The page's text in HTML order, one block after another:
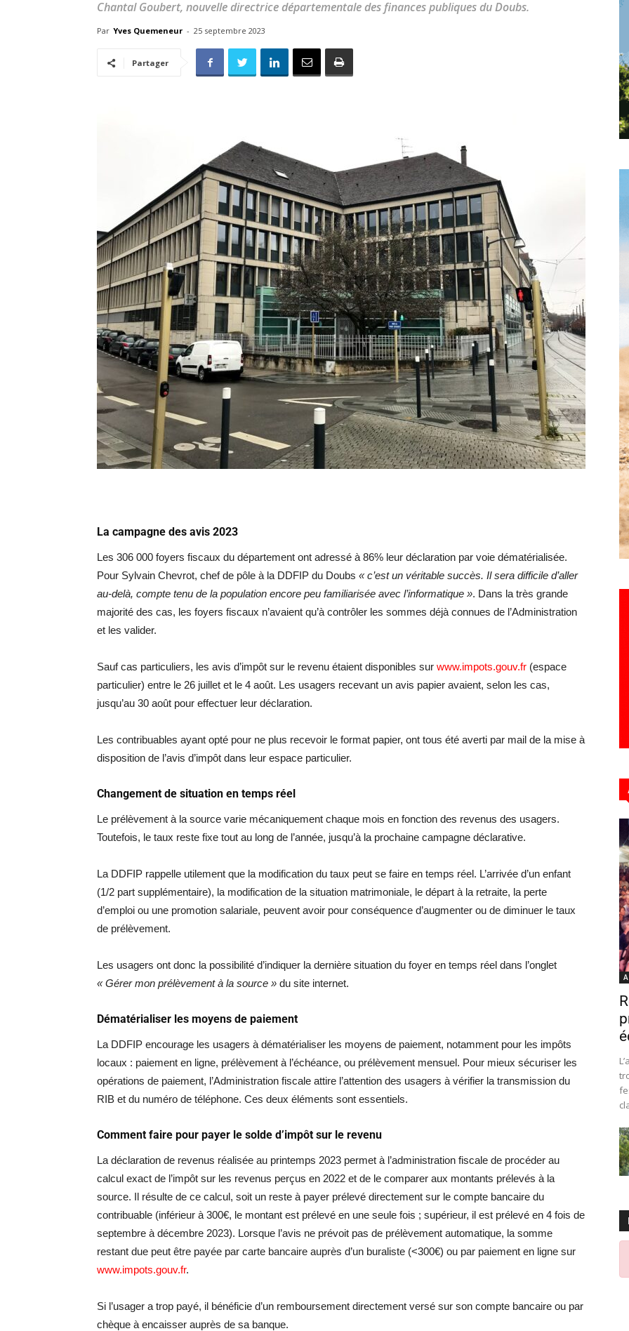
toute
locale
–
Hebdo25
Chantal Goubert, nouvelle directrice départementale des finances publiques du Doubs.
Par Yves Quemeneur - 25 septembre 2023
Partager
La campagne des avis 2023
Les 306 000 foyers fiscaux du département ont adressé à 86% leur déclaration par voie dématérialisée.
Pour Sylvain Chevrot, chef de pôle à la DDFIP du Doubs « c’est un véritable succès. Il sera difficile d’aller
au-delà, compte tenu de la population encore peu familiarisée avec l’informatique ». Dans la très grande
majorité des cas, les foyers fiscaux n’avaient qu’à contrôler les sommes déjà connues de l’Administration
et les valider.
Sauf cas particuliers, les avis d’impôt sur le revenu étaient disponibles sur www.impots.gouv.fr (espace
particulier) entre le 26 juillet et le 4 août. Les usagers recevant un avis papier avaient, selon les cas,
jusqu’au 30 août pour effectuer leur déclaration.
Les contribuables ayant opté pour ne plus recevoir le format papier, ont tous été averti par mail de la mise à
disposition de l’avis d’impôt dans leur espace particulier.
Changement de situation en temps réel
Le prélèvement à la source varie mécaniquement chaque mois en fonction des revenus des usagers.
Toutefois, le taux reste fixe tout au long de l’année, jusqu’à la prochaine campagne déclarative.
La DDFIP rappelle utilement que la modification du taux peut se faire en temps réel. L’arrivée d’un enfant
(1/2 part supplémentaire), la modification de la situation matrimoniale, le départ à la retraite, la perte
d’emploi ou une promotion salariale, peuvent avoir pour conséquence d’augmenter ou de diminuer le taux
de prélèvement.
Les usagers ont donc la possibilité d’indiquer la dernière situation du foyer en temps réel dans l’onglet
« Gérer mon prélèvement à la source » du site internet.
Dématérialiser les moyens de paiement
La DDFIP encourage les usagers à dématérialiser les moyens de paiement, notamment pour les impôts
locaux : paiement en ligne, prélèvement à l’échéance, ou prélèvement mensuel. Pour mieux sécuriser les
opérations de paiement, l’Administration fiscale attire l’attention des usagers à vérifier la transmission du
RIB et du numéro de téléphone. Ces deux éléments sont essentiels.
Comment faire pour payer le solde d’impôt sur le revenu
La déclaration de revenus réalisée au printemps 2023 permet à l’administration fiscale de procéder au
calcul exact de l’impôt sur les revenus perçus en 2022 et de le comparer aux montants prélevés à la
source. Il résulte de ce calcul, soit un reste à payer prélevé directement sur le compte bancaire du
contribuable (inférieur à 300€, le montant est prélevé en une seule fois ; supérieur, il est prélevé en 4 fois de
septembre à décembre 2023). Lorsque l’avis ne prévoit pas de prélèvement automatique, la somme
restant due peut être payée par carte bancaire auprès d’un buraliste (<300€) ou par paiement en ligne sur
www.impots.gouv.fr.
Si l’usager a trop payé, il bénéficie d’un remboursement directement versé sur son compte bancaire ou par
chèque à encaisser auprès de sa banque.